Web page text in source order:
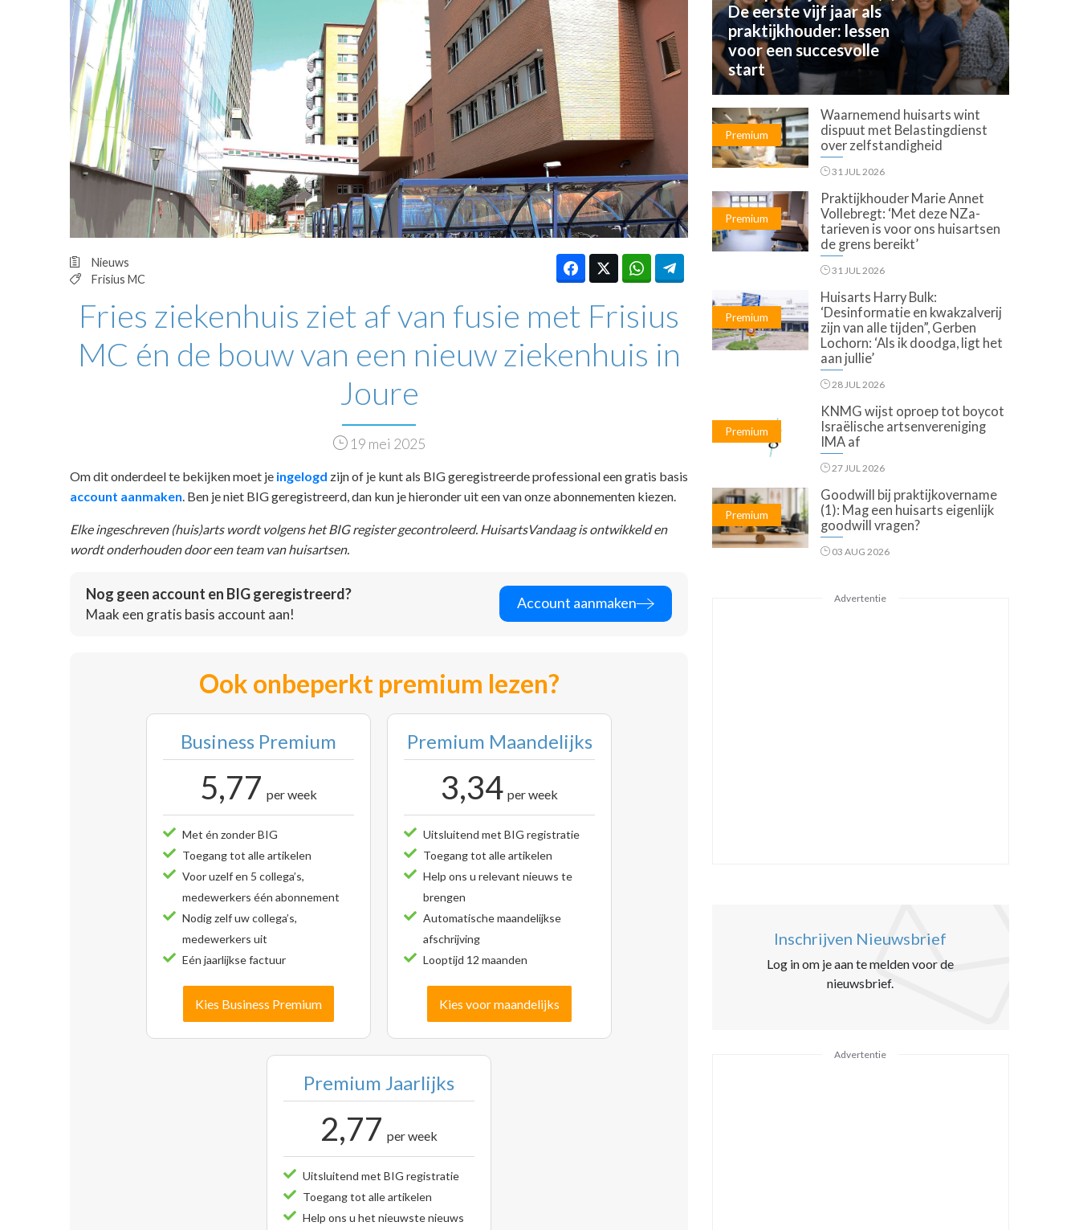
OPINIE
HUISARTSENPOST
PRAKTIJKZAKEN
TARIEVEN
VPHUISARTSEN
MEDISCHE VAKHANDEL
INLOGGEN
REGISTRATIE
Nieuws
Frisius MC
Fries ziekenhuis ziet af van fusie met Frisius
MC én de bouw van een nieuw ziekenhuis in
Joure
19 mei 2025
Om dit onderdeel te bekijken moet je ingelogd zijn of je kunt als BIG geregistreerde professional een gratis basis
account aanmaken . Ben je niet BIG geregistreerd, dan kun je hieronder uit een van onze abonnementen kiezen.
Elke ingeschreven (huis)arts wordt volgens het BIG register gecontroleerd. HuisartsVandaag is ontwikkeld en
wordt onderhouden door een team van huisartsen.
Nog geen account en BIG geregistreerd?
Maak een gratis basis account aan!
Account aanmaken
Ook onbeperkt premium lezen?
Business Premium
5,77 per week
Met én zonder BIG
Toegang tot alle artikelen
Voor uzelf en 5 collega’s,
medewerkers één abonnement
Nodig zelf uw collega’s,
medewerkers uit
Eén jaarlijkse factuur
Kies Business Premium
Premium Maandelijks
3,34 per week
Uitsluitend met BIG registratie
Toegang tot alle artikelen
Help ons u relevant nieuws te
brengen
Automatische maandelijkse
afschrijving
Looptijd 12 maanden
Kies voor maandelijks
Premium Jaarlijks
2,77 per week
Uitsluitend met BIG registratie
Toegang tot alle artikelen
Help ons u het nieuwste nieuws
De eerste vijf jaar als
praktijkhouder: lessen
voor een succesvolle
start
Premium
Waarnemend huisarts wint
dispuut met Belastingdienst
over zelfstandigheid
31 JUL 2026
Premium
Praktijkhouder Marie Annet
Vollebregt: ‘Met deze NZa-
tarieven is voor ons huisartsen
de grens bereikt’
31 JUL 2026
Premium
Huisarts Harry Bulk:
‘Desinformatie en kwakzalverij
zijn van alle tijden”, Gerben
Lochorn: ‘Als ik doodga, ligt het
aan jullie’
28 JUL 2026
Premium
KNMG wijst oproep tot boycot
Israëlische artsenvereniging
IMA af
27 JUL 2026
Premium
Goodwill bij praktijkovername
(1): Mag een huisarts eigenlijk
goodwill vragen?
03 AUG 2026
Advertentie
Inschrijven Nieuwsbrief
Log in om je aan te melden voor de
nieuwsbrief.
Advertentie